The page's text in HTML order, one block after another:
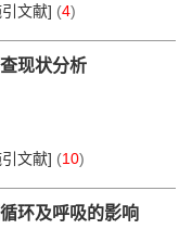
文献] (4)
现状分析
文献] (10)
环及呼吸的影响